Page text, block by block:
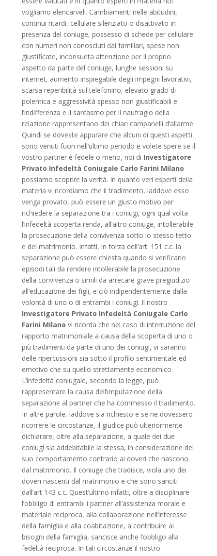
vogliamo elencarveli. Cambiamenti nelle abitudini,
continui ritardi, cellulare silenziato o disattivato in
presenza del coniuge, possesso di schede per cellulare
con numeri non conosciuti dai familiari, spese non
giustificate, inconsueta attenzione per il proprio
aspetto da parte del coniuge, lunghe sessioni su
internet, aumento inspiegabile degli impegni lavorativi,
scarsa reperibilità sul telefonino, elevato grado di
polemica e aggressività spesso non giustificabili e
l’indifferenza e il sarcasmo per il naufragio della
relazione rappresentano dei chiari campanelli d’allarme.
Quindi se doveste appurare che alcuni di questi aspetti
sono venuti fuori nell’ultimo periodo e volete spere se il
vostro partner è fedele o meno, noi di Investigatore
Privato Infedeltà Coniugale Carlo Farini Milano
possiamo scoprire la verità. In quanto veri esperti della
materia vi ricordiamo che il tradimento, laddove esso
venga provato, può essere un giusto motivo per
richiedere la separazione tra i coniugi, ogni qual volta
l’infedeltà scoperta renda, all’altro coniuge, intollerabile
la prosecuzione della convivenza sotto lo stesso tetto
e del matrimonio. Infatti, in forza dell’art. 151 c.c. la
separazione può essere chiesta quando si verificano
episodi tali da rendere intollerabile la prosecuzione
della convivenza o simili da arrecare grave pregiudizio
all’educazione dei figli, e ciò indipendentemente dalla
volontà di uno o di entrambi i coniugi. Il nostro
Investigatore Privato Infedeltà Coniugale Carlo
Farini Milano vi ricorda che nel caso di interruzione del
rapporto matrimoniale a causa della scoperta di uno o
più tradimenti da parte di uno dei coniugi, vi saranno
delle ripercussioni sia sotto il profilo sentimentale ed
emotivo che su quello strettamente economico.
L’infedeltà coniugale, secondo la legge, può
rappresentare la causa dell’imputazione della
separazione al partner che ha commesso il tradimento.
In altre parole, laddove sia richiesto e se ne dovessero
ricorrere le circostanze, il giudice può ulteriormente
dichiarare, oltre alla separazione, a quale dei due
coniugi sia addebitabile la stessa, in considerazione del
suo comportamento contrario ai doveri che nascono
dal matrimonio. Il coniuge che tradisce, viola uno dei
doveri nascenti dal matrimonio e che sono sanciti
dall’art 143 c.c. Quest’ultimo infatti, oltre a disciplinare
l’obbligo di entrambi i partner all’assistenza morale e
materiale reciproca, alla collaborazione nell’interesse
della famiglia e alla coabitazione, a contribuire ai
bisogni della famiglia, sancisce anche l’obbligo alla
fedeltà reciproca. In tali circostanze il nostro